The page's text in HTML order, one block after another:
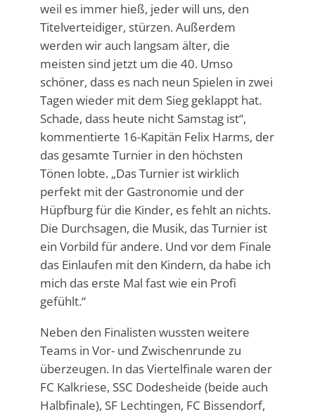
weil es immer hieß, jeder will uns, den
Titelverteidiger, stürzen. Außerdem
werden wir auch langsam älter, die
meisten sind jetzt um die 40. Umso
schöner, dass es nach neun Spielen in zwei
Tagen wieder mit dem Sieg geklappt hat.
Schade, dass heute nicht Samstag ist“,
kommentierte 16-Kapitän Felix Harms, der
das gesamte Turnier in den höchsten
Tönen lobte. „Das Turnier ist wirklich
perfekt mit der Gastronomie und der
Hüpfburg für die Kinder, es fehlt an nichts.
Die Durchsagen, die Musik, das Turnier ist
ein Vorbild für andere. Und vor dem Finale
das Einlaufen mit den Kindern, da habe ich
mich das erste Mal fast wie ein Profi
gefühlt.“
Neben den Finalisten wussten weitere
Teams in Vor- und Zwischenrunde zu
überzeugen. In das Viertelfinale waren der
FC Kalkriese, SSC Dodesheide (beide auch
Halbfinale), SF Lechtingen, FC Bissendorf,